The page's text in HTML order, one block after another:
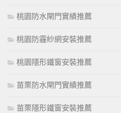
桃園防水閘門實績推薦
桃園防霾紗網安裝推薦
桃園隱形鐵窗安裝推薦
苗栗防水閘門實績推薦
苗栗隱形鐵窗安裝推薦